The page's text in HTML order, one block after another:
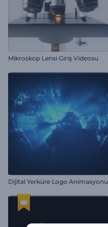
Mikroskop Lensi Giriş Videosu
Dijital Yerküre Logo Animasyonu